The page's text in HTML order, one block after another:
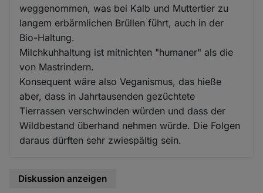
weggenommen, was bei Kalb und Muttertier zu
langem erbärmlichen Brüllen führt, auch in der
Bio-Haltung.
Milchkuhhaltung ist mitnichten "humaner" als die
von Mastrindern.
Konsequent wäre also Veganismus, das hieße
aber, dass in Jahrtausenden gezüchtete
Tierrassen verschwinden würden und dass der
Wildbestand überhand nehmen würde. Die Folgen
daraus dürften sehr zwiespältig sein.
Diskussion anzeigen